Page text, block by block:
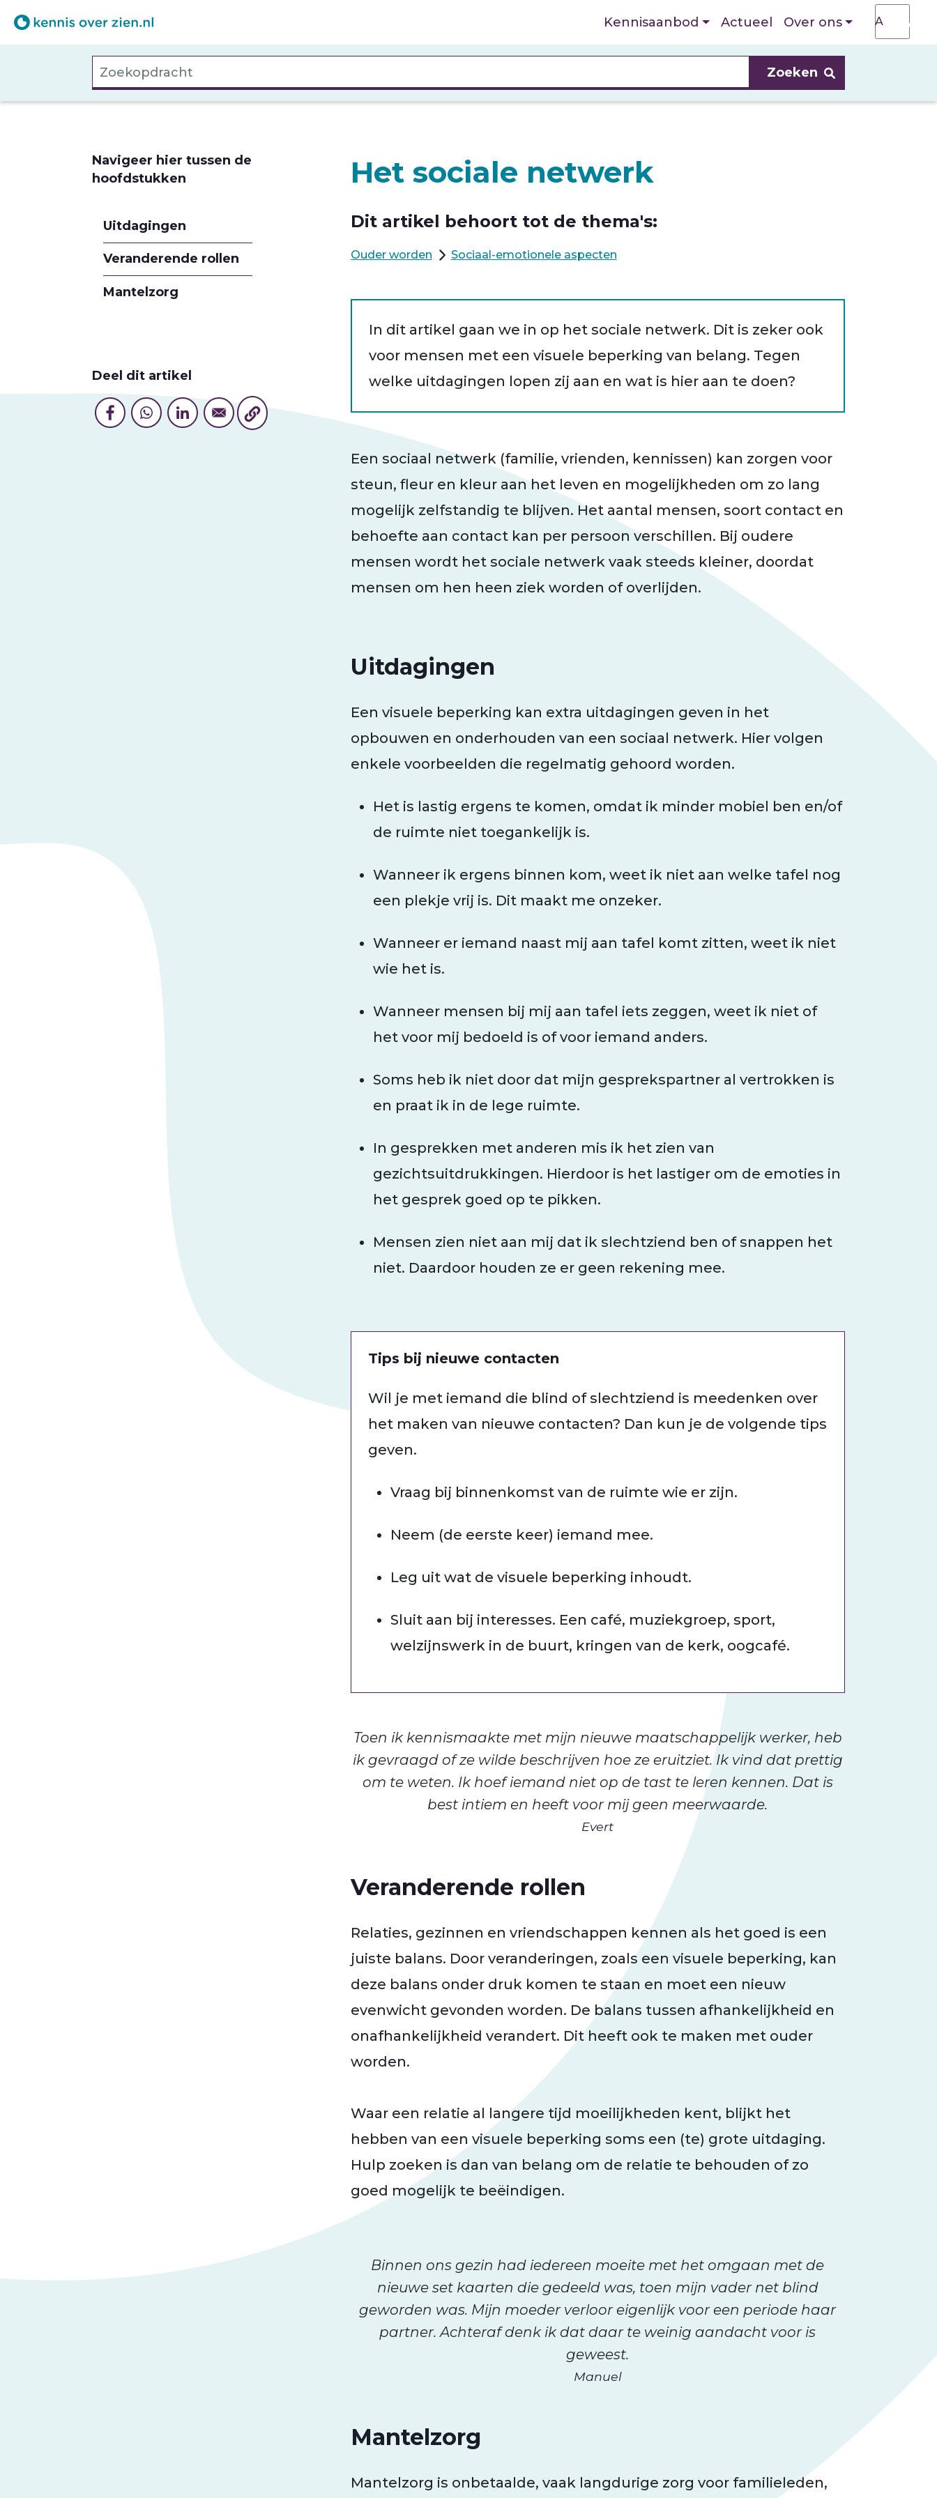
Overslaan
Kennisaanbod Actueel Over ons A A
Zoekopdracht
Het sociale netwerk
Dit artikel behoort tot de thema's:
Ouder worden Sociaal-emotionele aspecten
In dit artikel gaan we in op het sociale netwerk. Dit is zeker ook
voor mensen met een visuele beperking van belang. Tegen
welke uitdagingen lopen zij aan en wat is hier aan te doen?
Een sociaal netwerk (familie, vrienden, kennissen) kan zorgen voor
steun, fleur en kleur aan het leven en mogelijkheden om zo lang
mogelijk zelfstandig te blijven. Het aantal mensen, soort contact en
behoefte aan contact kan per persoon verschillen. Bij oudere
mensen wordt het sociale netwerk vaak steeds kleiner, doordat
mensen om hen heen ziek worden of overlijden.
Uitdagingen
Een visuele beperking kan extra uitdagingen geven in het
opbouwen en onderhouden van een sociaal netwerk. Hier volgen
enkele voorbeelden die regelmatig gehoord worden.
Het is lastig ergens te komen, omdat ik minder mobiel ben en/of
de ruimte niet toegankelijk is.
Wanneer ik ergens binnen kom, weet ik niet aan welke tafel nog
een plekje vrij is. Dit maakt me onzeker.
Wanneer er iemand naast mij aan tafel komt zitten, weet ik niet
wie het is.
Wanneer mensen bij mij aan tafel iets zeggen, weet ik niet of
het voor mij bedoeld is of voor iemand anders.
Soms heb ik niet door dat mijn gesprekspartner al vertrokken is
en praat ik in de lege ruimte.
In gesprekken met anderen mis ik het zien van
gezichtsuitdrukkingen. Hierdoor is het lastiger om de emoties in
het gesprek goed op te pikken.
Mensen zien niet aan mij dat ik slechtziend ben of snappen het
niet. Daardoor houden ze er geen rekening mee.
Tips bij nieuwe contacten
Wil je met iemand die blind of slechtziend is meedenken over
het maken van nieuwe contacten? Dan kun je de volgende tips
geven.
Vraag bij binnenkomst van de ruimte wie er zijn.
Neem (de eerste keer) iemand mee.
Leg uit wat de visuele beperking inhoudt.
Sluit aan bij interesses. Een café, muziekgroep, sport,
welzijnswerk in de buurt, kringen van de kerk, oogcafé.
Toen ik kennismaakte met mijn nieuwe maatschappelijk werker, heb
ik gevraagd of ze wilde beschrijven hoe ze eruitziet. Ik vind dat prettig
om te weten. Ik hoef iemand niet op de tast te leren kennen. Dat is
best intiem en heeft voor mij geen meerwaarde.
Evert
Veranderende rollen
Relaties, gezinnen en vriendschappen kennen als het goed is een
juiste balans. Door veranderingen, zoals een visuele beperking, kan
deze balans onder druk komen te staan en moet een nieuw
evenwicht gevonden worden. De balans tussen afhankelijkheid en
onafhankelijkheid verandert. Dit heeft ook te maken met ouder
worden.
Waar een relatie al langere tijd moeilijkheden kent, blijkt het
hebben van een visuele beperking soms een (te) grote uitdaging.
Hulp zoeken is dan van belang om de relatie te behouden of zo
goed mogelijk te beëindigen.
Binnen ons gezin had iedereen moeite met het omgaan met de
nieuwe set kaarten die gedeeld was, toen mijn vader net blind
geworden was. Mijn moeder verloor eigenlijk voor een periode haar
partner. Achteraf denk ik dat daar te weinig aandacht voor is
geweest.
Manuel
Mantelzorg
Mantelzorg is onbetaalde, vaak langdurige zorg voor familieleden,
Navigeer hier tussen de
hoofdstukken
Uitdagingen
Veranderende rollen
Mantelzorg
Deel dit artikel